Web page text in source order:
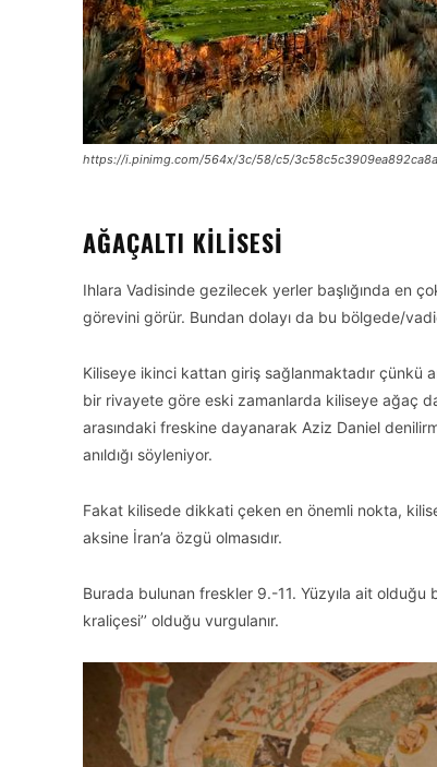
https://i.pinimg.com/564x/3c/58/c5/
AĞAÇALTI KILISESI
Ihlara Vadisinde gezilecek yerler başlığında en
görevini görür. Bundan dolayı da bu bölgede/
Kiliseye ikinci kattan giriş sağlanmaktadır çünkü
bir rivayete göre eski zamanlarda kiliseye ağaç
arasındaki freskine dayanarak Aziz Daniel
anıldığı söyleniyor.
Fakat kilisede dikkati çeken en önemli nokta,
aksine İran’a özgü olmasıdır.
Burada bulunan freskler 9.-11. Yüzyıla ait olduğu
kraliçesi’’ olduğu vurgulanır.